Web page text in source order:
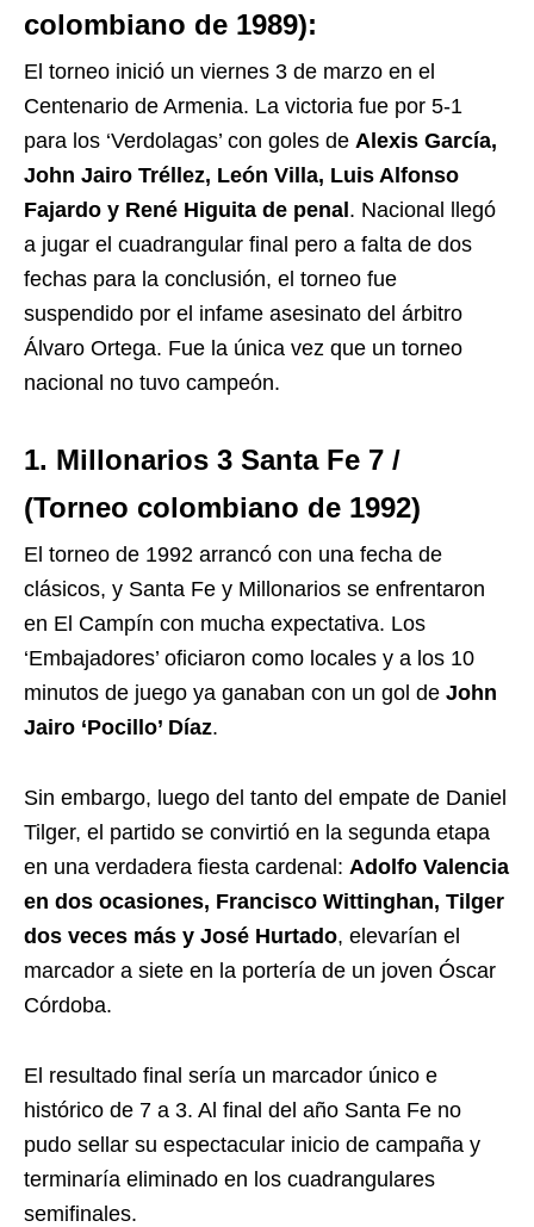
colombiano de 1989):
El torneo inició un viernes 3 de marzo en el
Centenario de Armenia. La victoria fue por 5-1
para los ‘Verdolagas’ con goles de Alexis García,
John Jairo Tréllez, León Villa, Luis Alfonso
Fajardo y René Higuita de penal . Nacional llegó
a jugar el cuadrangular final pero a falta de dos
fechas para la conclusión, el torneo fue
suspendido por el infame asesinato del árbitro
Álvaro Ortega. Fue la única vez que un torneo
nacional no tuvo campeón.
1. Millonarios 3 Santa Fe 7 /
(Torneo colombiano de 1992)
El torneo de 1992 arrancó con una fecha de
clásicos, y Santa Fe y Millonarios se enfrentaron
en El Campín con mucha expectativa. Los
‘Embajadores’ oficiaron como locales y a los 10
minutos de juego ya ganaban con un gol de John
Jairo ‘Pocillo’ Díaz.
Sin embargo, luego del tanto del empate de Daniel
Tilger, el partido se convirtió en la segunda etapa
en una verdadera fiesta cardenal: Adolfo Valencia
en dos ocasiones, Francisco Wittinghan, Tilger
dos veces más y José Hurtado, elevarían el
marcador a siete en la portería de un joven Óscar
Córdoba.
El resultado final sería un marcador único e
histórico de 7 a 3. Al final del año Santa Fe no
pudo sellar su espectacular inicio de campaña y
terminaría eliminado en los cuadrangulares
semifinales.